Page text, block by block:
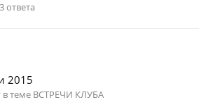
ответа
2015
в теме ВСТРЕЧИ КЛУБА